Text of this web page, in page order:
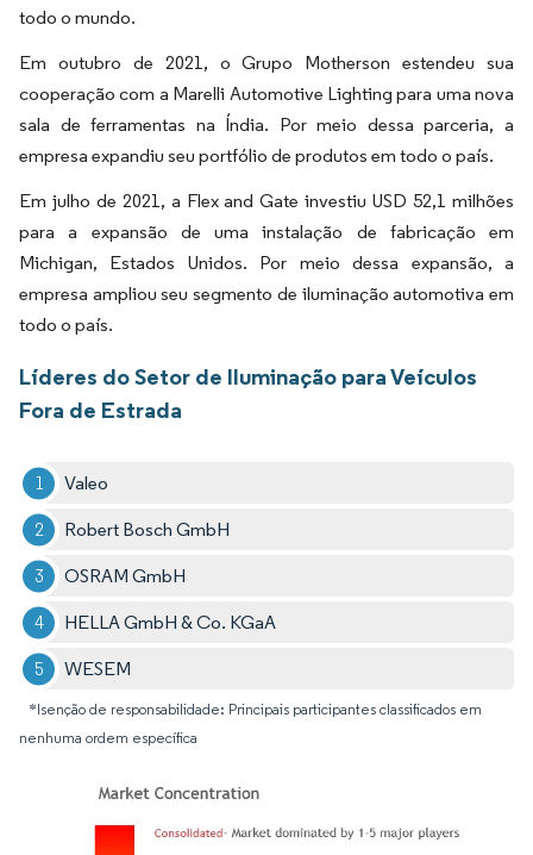
todo o mundo.
Em outubro de 2021, o Grupo Motherson estendeu sua
cooperação com a Marelli Automotive Lighting para uma nova
sala de ferramentas na Índia. Por meio dessa parceria, a
empresa expandiu seu portfólio de produtos em todo o país.
Em julho de 2021, a Flex and Gate investiu USD 52,1 milhões
para a expansão de uma instalação de fabricação em
Michigan, Estados Unidos. Por meio dessa expansão, a
empresa ampliou seu segmento de iluminação automotiva em
todo o país.
Líderes do Setor de Iluminação para Veículos
Fora de Estrada
Valeo
Robert Bosch GmbH
OSRAM GmbH
HELLA GmbH & Co. KGaA
WESEM
*Isenção de responsabilidade: Principais participantes classificados em
nenhuma ordem específica